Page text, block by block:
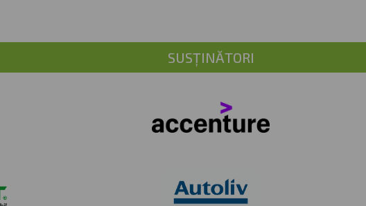
SUSȚINĂTORI